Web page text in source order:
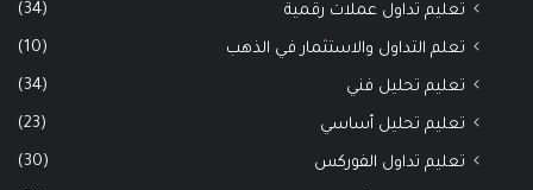
تعليم تداول عملات رقمية (34)
تعلم التداول والاستثمار في الذهب (10)
تعليم تحليل فني (34)
تعليم تحليل أساسي (23)
تعليم تداول الفوركس (30)